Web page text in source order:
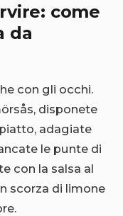
come
da
con gli occhi.
disponete
adagiate
le punte di
con la salsa al
scorza di limone